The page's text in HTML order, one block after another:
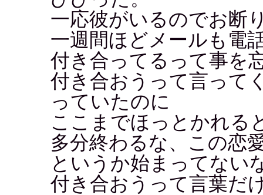
一応彼がいるのでお断
一週間ほどメールも電
付き合ってるって事を
付き合おうって言って
っていたのに
ここまでほっとかれる
多分終わるな、この恋
というか始まってない
付き合おうって言葉だ